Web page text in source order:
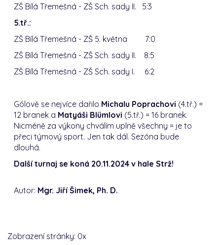
ZŠ Bílá Třemešná - ZŠ Sch. sady II. 5:3
5.tř.:
ZŠ Bílá Třemešná - ZŠ 5. května 7:0
ZŠ Bílá Třemešná - ZŠ Sch. sady II. 8:5
ZŠ Bílá Třemešná - ZŠ Sch. sady I. 6:2
Gólově se nejvíce dařilo Michalu Poprachovi (4.tř.) =
12 branek a Matyáši Blümlovi (5.tř.) = 16 branek.
Nicméně za výkony chválím uplně všechny = je to
přeci týmový sport. Jen tak dál. Sezóna bude
dlouhá.
Další turnaj se koná 20.11.2024 v hale Strž!
Autor: Mgr. Jiří Šimek, Ph. D.
Zobrazení stránky: 0x